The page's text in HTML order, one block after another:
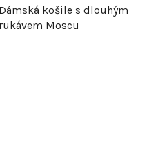
Dámská košile s dlouhým
rukávem Moscu